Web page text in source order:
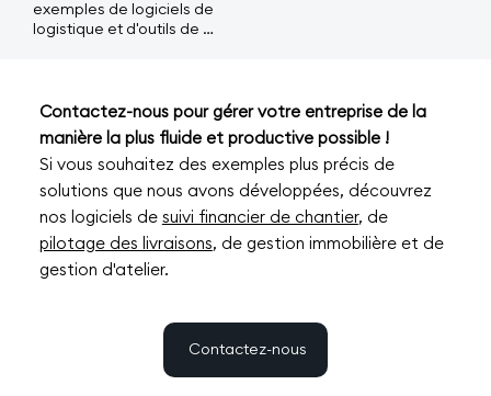
pour vous des solutions sur
mesure pour gérer vos
leurs spécificités.
exemples de logiciels de
logistique et d'outils de
gardez à l’esprit que ce ne
sont que des exemples. En
effet, le cœur même de
notre activité est de
développer du sur-mesure
pour vous.
Nous vous accompagnons
tout au long de votre
projet, en commençant
comprendre vos besoins,
la façon dont vous gérez
actuellement et les
Contactez-nous pour gérer votre entreprise de la
manière la plus fluide et productive possible !
Si vous souhaitez des exemples plus précis de
solutions que nous avons développées, découvrez
nos logiciels de suivi financier de chantier, de
pilotage des livraisons, de gestion immobilière et de
gestion d'atelier.
Contactez-nous